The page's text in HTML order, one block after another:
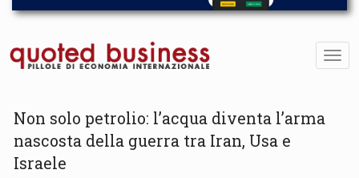
Non solo petrolio: l’acqua diventa l’arma
nascosta della guerra tra Iran, Usa e
Israele